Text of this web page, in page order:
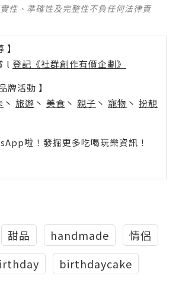
性、準確性及完整性不負任何法律責
l 登記《社群創作有價企劃》
牌活動 】
丶 旅遊 丶 美食 丶 親子 丶 寵物 丶 扮靚
啦！發掘更多吃喝玩樂資訊！
甜品 handmade
情侶
birthdaycake